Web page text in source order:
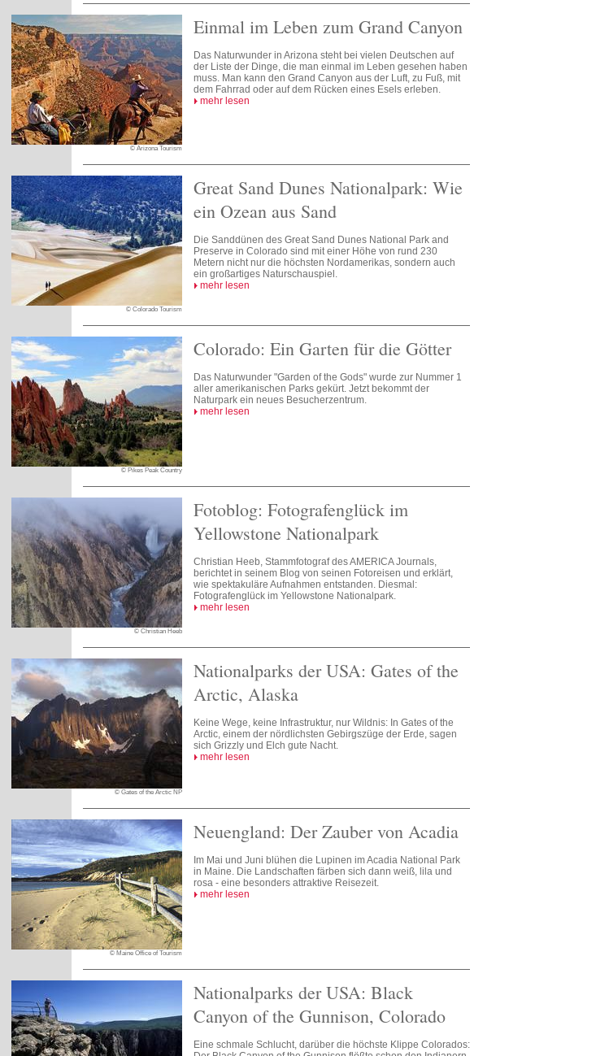
© Arizona Tourism
Einmal im Leben zum Grand Canyon
Das Naturwunder in Arizona steht bei vielen Deutschen auf
der Liste der Dinge, die man einmal im Leben gesehen haben
muss. Man kann den Grand Canyon aus der Luft, zu Fuß, mit
dem Fahrrad oder auf dem Rücken eines Esels erleben.
mehr lesen
© Colorado Tourism
Great Sand Dunes Nationalpark: Wie
ein Ozean aus Sand
Die Sanddünen des Great Sand Dunes National Park and
Preserve in Colorado sind mit einer Höhe von rund 230
Metern nicht nur die höchsten Nordamerikas, sondern auch
ein großartiges Naturschauspiel.
mehr lesen
© Pikes Peak Country
Colorado: Ein Garten für die Götter
Das Naturwunder "Garden of the Gods" wurde zur Nummer 1
aller amerikanischen Parks gekürt. Jetzt bekommt der
Naturpark ein neues Besucherzentrum.
mehr lesen
© Christian Heeb
Fotoblog: Fotografenglück im
Yellowstone Nationalpark
Christian Heeb, Stammfotograf des AMERICA Journals,
berichtet in seinem Blog von seinen Fotoreisen und erklärt,
wie spektakuläre Aufnahmen entstanden. Diesmal:
Fotografenglück im Yellowstone Nationalpark.
mehr lesen
© Gates of the Arctic NP
Nationalparks der USA: Gates of the
Arctic, Alaska
Keine Wege, keine Infrastruktur, nur Wildnis: In Gates of the
Arctic, einem der nördlichsten Gebirgszüge der Erde, sagen
sich Grizzly und Elch gute Nacht.
mehr lesen
© Maine Office of Tourism
Neuengland: Der Zauber von Acadia
Im Mai und Juni blühen die Lupinen im Acadia National Park
in Maine. Die Landschaften färben sich dann weiß, lila und
rosa - eine besonders attraktive Reisezeit.
mehr lesen
Nationalparks der USA: Black
Canyon of the Gunnison, Colorado
Eine schmale Schlucht, darüber die höchste Klippe Colorados: